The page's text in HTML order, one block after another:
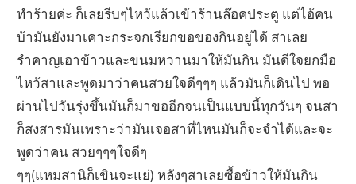
ทำร้ายค่ะ ก็เลยรีบๆไหว้แล้วเข้าร้านล๊อคประตู แต่ไอ้คน
บ้ามันยังมาเคาะกระจกเรียกขอของกินอยู่ได้ สาเลย
รำคาญเอาข้าวและขนมหวานมาให้มันกิน มันดีใจยกมือ
ไหว้สาและพูดมาว่าคนสวยใจดีๆๆๆ แล้วมันก็เดินไป พอ
ผ่านไปวันรุ่งขึ้นมันก็มาขออีกจนเป็นแบบนี้ทุกวันๆ จนสา
ก็สงสารมันเพราะว่ามันเจอสาที่ไหนมันก็จะจำได้และจะ
พูดว่าคน สวยๆๆๆใจดีๆ
ๆๆ(แหมสานิก็เขินจะแย่) หลังๆสาเลยซื้อข้าวให้มันกิน